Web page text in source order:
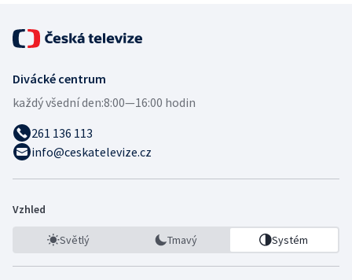
Divácké centrum
každý všední den:8:00—16:00 hodin
261 136 113
info@ceskatelevize.cz
Vzhled
Světlý Tmavý Systém